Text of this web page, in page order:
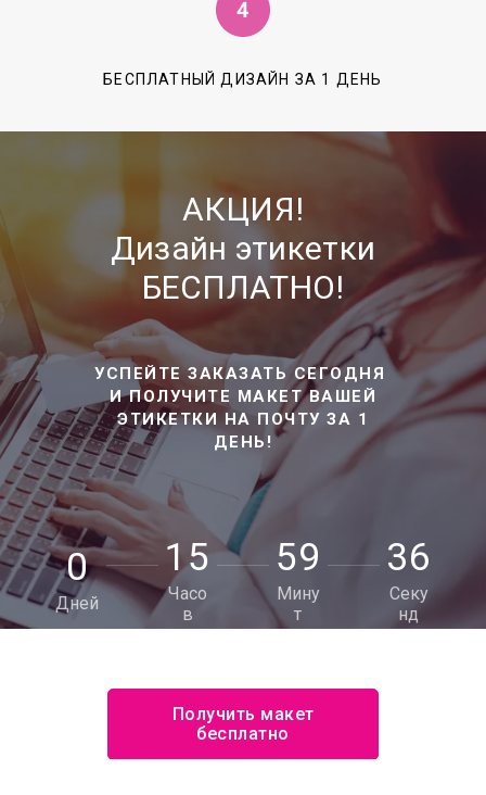
БЕСПЛАТНЫЙ ДИЗАЙН ЗА 1 ДЕНЬ
АКЦИЯ!
Дизайн этикетки
БЕСПЛАТНО!
УСПЕЙТЕ ЗАКАЗАТЬ СЕГОДНЯ
И ПОЛУЧИТЕ МАКЕТ ВАШЕЙ
ЭТИКЕТКИ НА ПОЧТУ ЗА 1
ДЕНЬ!
0
Дней
15
Часо
в
59
Мину
т
35
Секу
нд
Получить макет
бесплатно